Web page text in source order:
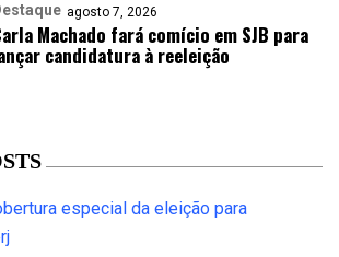
agosto 7, 2026
Machado fará comício em SJB para
candidatura à reeleição